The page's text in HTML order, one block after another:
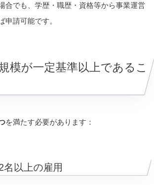
合でも、学歴・職歴・資格等から事業運営
申請可能です。
模が一定基準以上であるこ
を満たす必要があります：
名以上の雇用